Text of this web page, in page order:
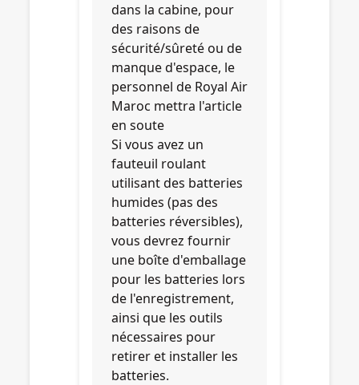
dans la cabine, pour
des raisons de
sécurité/sûreté ou de
manque d'espace, le
personnel de Royal Air
Maroc mettra l'article
en soute
Si vous avez un
fauteuil roulant
utilisant des batteries
humides (pas des
batteries réversibles),
vous devrez fournir
une boîte d'emballage
pour les batteries lors
de l'enregistrement,
ainsi que les outils
nécessaires pour
retirer et installer les
batteries.